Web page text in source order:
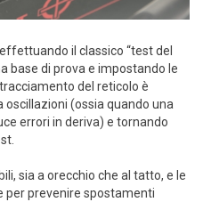
il classico “test del
base di prova e impostando le
del reticolo è
(ossia quando una
errori in deriva) e tornando
sia a orecchio che al tatto, e le
per prevenire spostamenti